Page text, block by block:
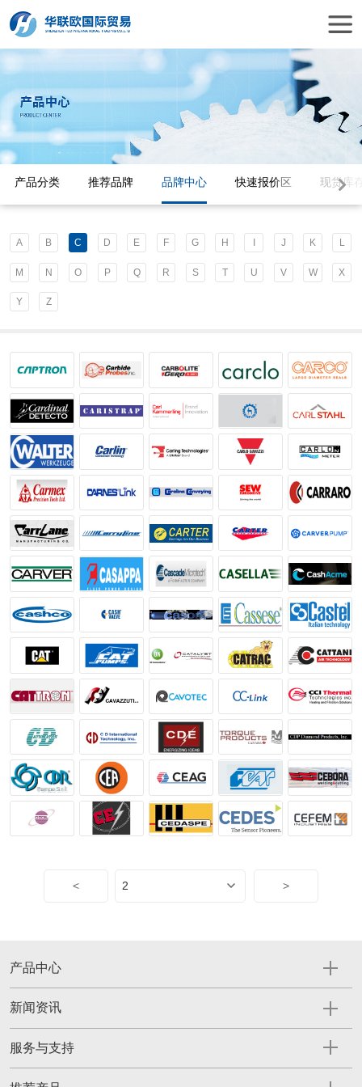
产品分类 推荐品牌 品牌中心 快速报价区 现货库
A B C D E F G H J K L
M N O P Q R S T U V W X
Y Z
< >
产品中心
新闻资讯
服务与支持